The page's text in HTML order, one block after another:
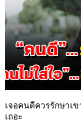
เจอคนดีควรรักษาเ
เถอะ